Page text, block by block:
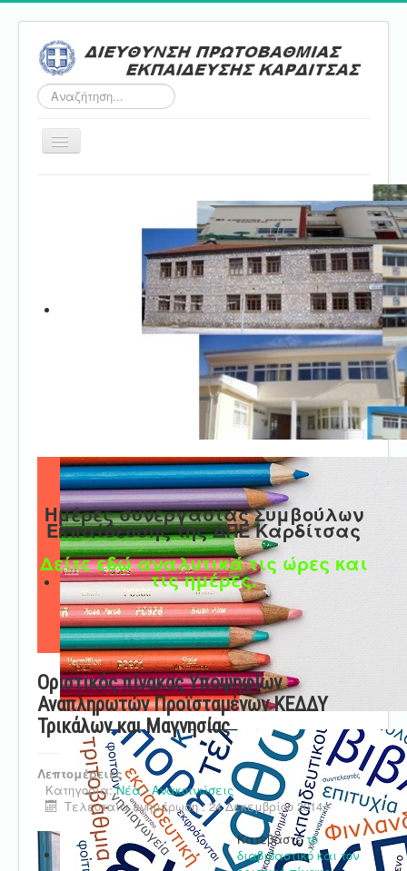
Αναζήτηση...
Εναλλαγή
Ημέρες συνεργασίας Συμβούλων
Εκπαίδευσης της ΔΠΕ Καρδίτσας
Δείτε εδώ αναλυτικά τις ώρες και
τις ημέρες.
Οριστικός πίνακας Υποψηφίων
Αναπληρωτών Προϊσταμένων ΚΕΔΔΥ
Τρικάλων και Μαγνησίας
Λεπτομέρειες
Κατηγορία:Νέα - Ανακοινώσεις
Τελευταία ενημέρωση : 24 Δεκεμβρίου 2014
Κατεβάστετο
διαβιβαστικό και τον